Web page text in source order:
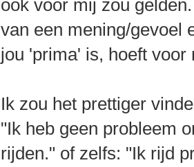
ook voor mij zou
van een mening/gevoel
jou 'prima' is, hoeft
Ik zou het prettiger
"Ik heb geen probleem
rijden." of zelfs: "Ik rijd